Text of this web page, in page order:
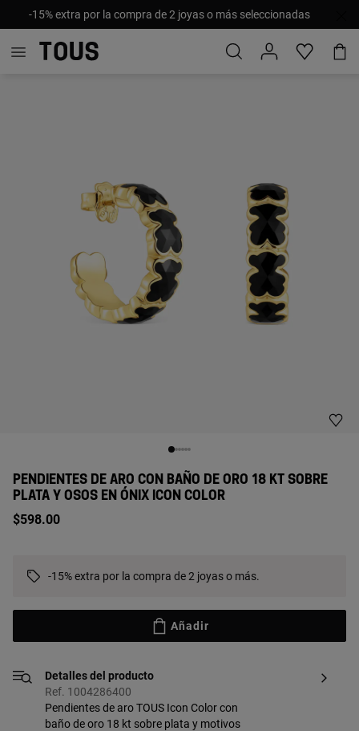
-15% extra por la compra de 2 joyas o más seleccionadas
PENDIENTES DE ARO CON BAÑO DE ORO 18 KT SOBRE
PLATA Y OSOS EN ÓNIX ICON COLOR
$598.00
-15% extra por la compra de 2 joyas o más.
Añadir
Detalles del producto
Ref. 1004286400
Pendientes de aro TOUS Icon Color con
baño de oro 18 kt sobre plata y motivos